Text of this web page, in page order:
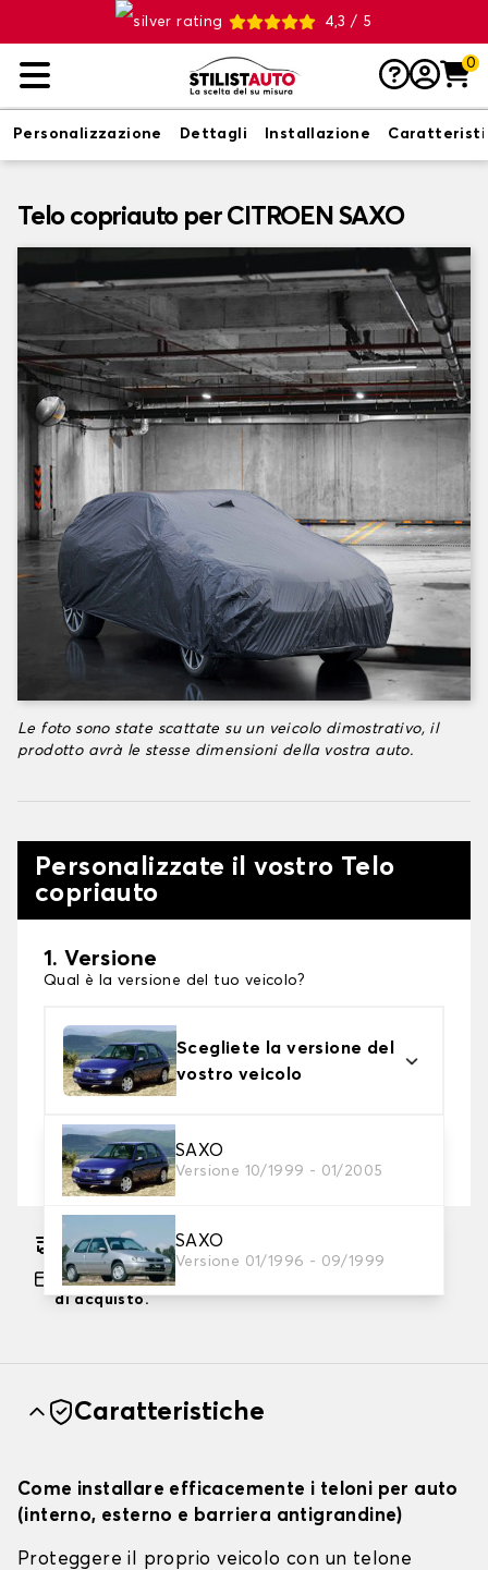
4,3 / 5
0
Personalizzazione Dettagli Installazione
Telo copriauto per CITROEN SAXO
Le foto sono state scattate su un veicolo dimostrativo, il
prodotto avrà le stesse dimensioni della vostra auto.
Personalizzate il vostro Telo
copriauto
1. Versione
Qual è la versione del tuo veicolo?
Scegliete la versione del
vostro veicolo
SAXO
Versione 10/1999 - 01/2005
SAXO
Versione 01/1996 - 09/1999
2. Livello di protezione
Scegli il telo protettivo adatto alle tue esigenze
Consegna gratuita stimata su 14/08/2026
Pagamento in 3x gratuito, a partire da 60 euro
di acquisto.
Caratteristiche
Come installare efficacemente i teloni per auto
(interno, esterno e barriera antigrandine)
Proteggere il proprio veicolo con un telone